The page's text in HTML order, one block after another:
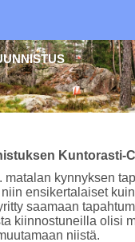
Kuntorasti-
matalan kynnyksen
ensikertalaiset
saamaan
kiinnostuneilla olisi
niistä.